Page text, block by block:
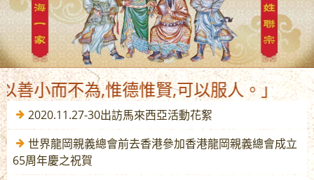
而不為,惟德惟賢,可以服人。」
2020.11.27-30出訪馬來西亞活動花絮
世界龍岡親義總會前去香港參加香港龍岡親義總會成立
65周年慶之祝賀